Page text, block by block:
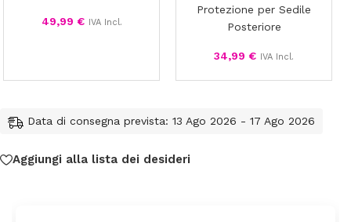
49,99 € IVA Incl.
Protezione per Sedile
Posteriore
34,99 € IVA Incl.
Data di consegna prevista: 13 Ago 2026 - 17 Ago 2026
Aggiungi alla lista dei desideri